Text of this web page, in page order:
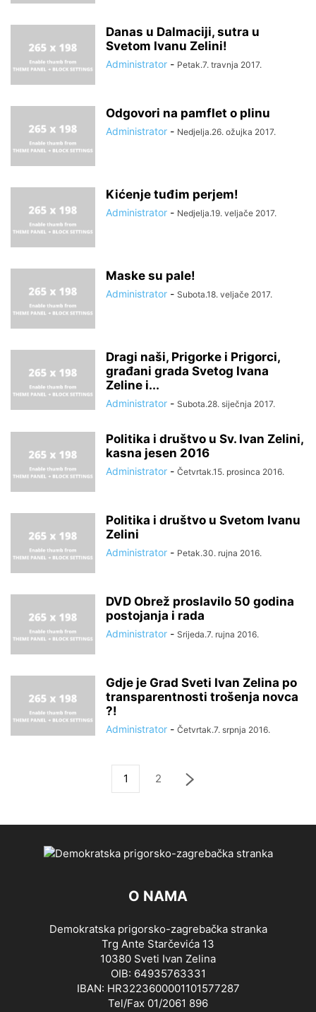
Danas u Dalmaciji, sutra u
Svetom Ivanu Zelini!
Administrator - Petak.7. travnja 2017.
Odgovori na pamflet o plinu
Administrator - Nedjelja.26. ožujka 2017.
Kićenje tuđim perjem!
Administrator - Nedjelja.19. veljače 2017.
Maske su pale!
Administrator - Subota.18. veljače 2017.
Dragi naši, Prigorke i Prigorci,
građani grada Svetog Ivana
Zeline i...
Administrator - Subota.28. siječnja 2017.
Politika i društvo u Sv. Ivan Zelini,
kasna jesen 2016
Administrator - Četvrtak.15. prosinca 2016.
Politika i društvo u Svetom Ivanu
Zelini
Administrator - Petak.30. rujna 2016.
DVD Obrež proslavilo 50 godina
postojanja i rada
Administrator - Srijeda.7. rujna 2016.
Gdje je Grad Sveti Ivan Zelina po
transparentnosti trošenja novca
?!
Administrator - Četvrtak.7. srpnja 2016.
1 2
O NAMA
Demokratska prigorsko-zagrebačka stranka
Trg Ante Starčevića 13
10380 Sveti Ivan Zelina
OIB: 64935763331
IBAN: HR3223600001101577287
Tel/Fax 01/2061 896